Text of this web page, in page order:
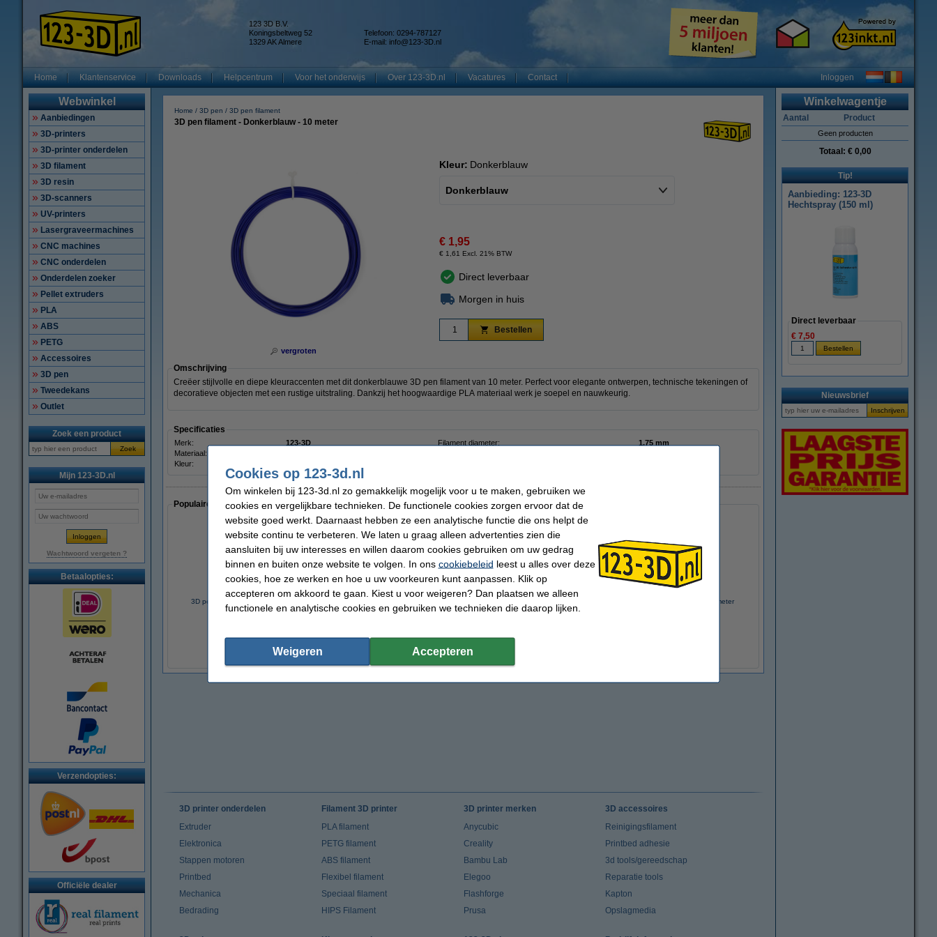
123 3D B.V.
Koningsbeltweg 52
1329 AK Almere
Telefoon: 0294-787127
E-mail: info@123-3D.nl
Home Klantenservice Downloads Helpcentrum Voor het onderwijs Over 123-3D.nl Vacatures Contact Inloggen
Webwinkel
Aanbiedingen
3D-printers
3D-printer onderdelen
3D filament
3D resin
3D-scanners
UV-printers
Lasergraveermachines
CNC machines
CNC onderdelen
Onderdelen zoeker
Pellet extruders
PLA
ABS
PETG
Accessoires
3D pen
Tweedekans
Outlet
Zoek een product
Zoek
Mijn 123-3D.nl
Wachtwoord vergeten ?
Betaalopties:
Verzendopties:
Officiële dealer
Home 3D pen 3D pen filament
3D pen filament - Donkerblauw - 10 meter
vergroten
Kleur: Donkerblauw
Donkerblauw
€ 1,95
€ 1,61 Excl. 21% BTW
Direct leverbaar
Morgen in huis
Bestellen
Omschrijving
Creëer stijlvolle en diepe kleuraccenten met dit donkerblauwe 3D pen filament van 10 meter. Perfect voor elegante ontwerpen, technische tekeningen of
decoratieve objecten met een rustige uitstraling. Dankzij het hoogwaardige PLA materiaal werk je soepel en nauwkeurig.
Specificaties
Merk: 123-3D Filament diameter:
1,75 mm
Materiaal:
Kleur:
Populaire artikelen van klanten die dit artikel ook besteld hebben
3D pen filament - Zwart - 10 meter
(Incl. 21% BTW)
3D pen filament - Wit - 10 meter
(Incl. 21% BTW)
3D pen filament - Rood - 10 meter
(Incl. 21% BTW)
3D pen filament - Geel - 10 meter
Winkelwagentje
Aantal Product
Geen producten
Totaal: € 0,00
Tip!
Aanbieding: 123-3D
Hechtspray (150 ml)
Direct leverbaar
€ 7,50
Nieuwsbrief
3D printer onderdelen
Extruder
Elektronica
Stappen motoren
Printbed
Mechanica
Bedrading
Filament 3D printer
PLA filament
PETG filament
ABS filament
Flexibel filament
Speciaal filament
HIPS Filament
3D printer merken
Anycubic
Creality
Bambu Lab
Elegoo
Flashforge
Prusa
3D accessoires
Reinigingsfilament
Printbed adhesie
3d tools/gereedschap
Reparatie tools
Kapton
Opslagmedia
Cookies op 123-3d.nl
Om winkelen bij 123-3d.nl zo gemakkelijk mogelijk voor u te maken, gebruiken we
cookies en vergelijkbare technieken. De functionele cookies zorgen ervoor dat de
website goed werkt. Daarnaast hebben ze een analytische functie die ons helpt de
website continu te verbeteren. We laten u graag alleen advertenties zien die
aansluiten bij uw interesses en willen daarom cookies gebruiken om uw gedrag
binnen en buiten onze website te volgen. In ons cookiebeleid leest u alles over deze
cookies, hoe ze werken en hoe u uw voorkeuren kunt aanpassen. Klik op
accepteren om akkoord te gaan. Kiest u voor weigeren? Dan plaatsen we alleen
functionele en analytische cookies en gebruiken we technieken die daarop lijken.
Weigeren Accepteren